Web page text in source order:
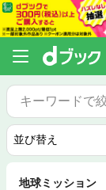
地球ミッション